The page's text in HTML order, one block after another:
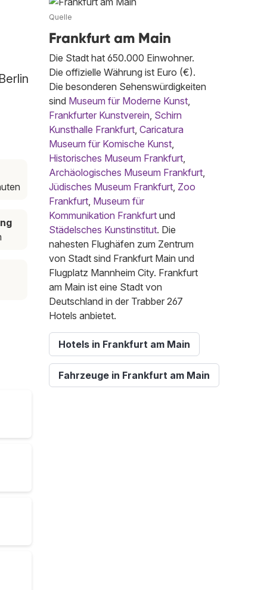
Quelle
Frankfurt am Main
Die Stadt hat 650.000 Einwohner.
Die offizielle Währung ist Euro (€).
Die besonderen Sehenswürdigkeiten
sind Museum für Moderne Kunst,
Frankfurter Kunstverein, Schirn
Kunsthalle Frankfurt, Caricatura
Museum für Komische Kunst,
Historisches Museum Frankfurt,
Archäologisches Museum Frankfurt,
Jüdisches Museum Frankfurt, Zoo
Frankfurt, Museum für
Kommunikation Frankfurt und
Städelsches Kunstinstitut. Die
nahesten Flughäfen zum Zentrum
von Stadt sind Frankfurt Main und
Flugplatz Mannheim City. Frankfurt
am Main ist eine Stadt von
Deutschland in der Trabber 267
Hotels anbietet.
Hotels in Frankfurt am Main
Fahrzeuge in Frankfurt am Main